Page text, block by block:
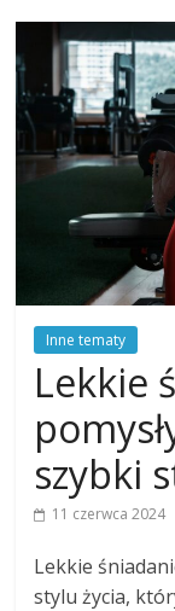
Inne tematy
Lekkie
szybki
11 czerwca 2024
Lekkie
stylu życia,